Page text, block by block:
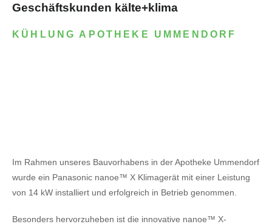
Geschäftskunden kälte+klima
KÜHLUNG APOTHEKE UMMENDORF
Im Rahmen unseres Bauvorhabens in der Apotheke Ummendorf
wurde ein Panasonic nanoe™ X Klimagerät mit einer Leistung
von 14 kW installiert und erfolgreich in Betrieb genommen.
Besonders hervorzuheben ist die innovative nanoe™ X-